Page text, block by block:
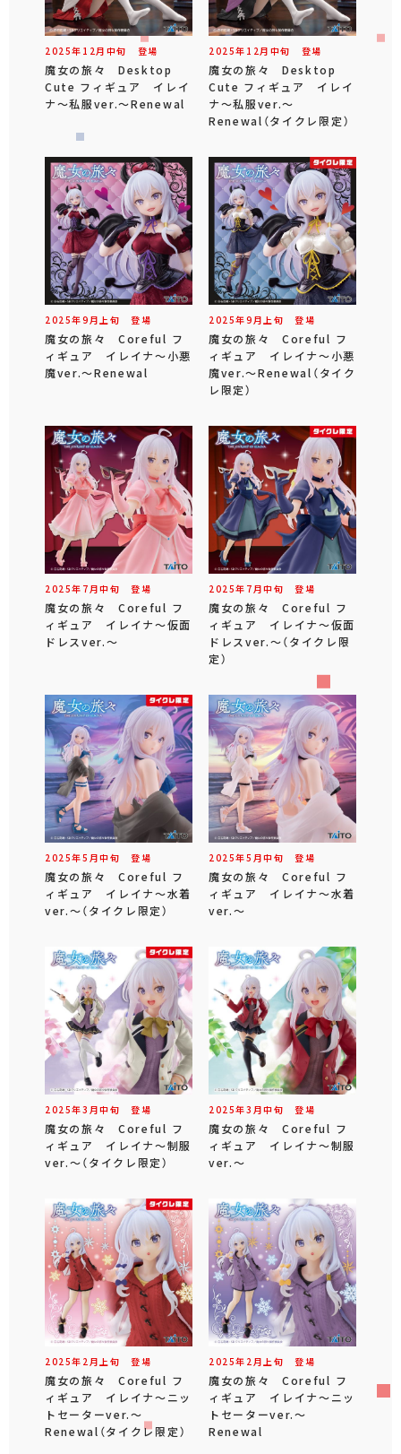
2025年 12 月 中旬 登場
魔女の旅々 Desktop
Cute フィギュア イレイ
ナ～私服ver.～Renewal
2025年 12 月 中旬 登場
魔女の旅々 Desktop
Cute フィギュア イレイ
ナ～私服ver.～
Renewal（タイクレ限定）
2025年9 月 上旬 登場
魔女の旅々 Coreful フ
ィギュア イレイナ～小悪
魔ver.～Renewal
2025年9 月 上旬 登場
魔女の旅々 Coreful フ
ィギュア イレイナ～小悪
魔ver.～Renewal（タイク
レ限定）
2025年 7 月中旬 登場
魔女の旅々 Coreful フ
ィギュア イレイナ～仮面
ドレスver.～
2025年 7 月中旬 登場
魔女の旅々 Coreful フ
ィギュア イレイナ～仮面
ドレスver.～（タイクレ限
定）
2025年5 月中旬 登場
魔女の旅々 Coreful フ
ィギュア イレイナ～水着
ver.～（タイクレ限定）
2025年5 月中旬 登場
魔女の旅々 Coreful フ
ィギュア イレイナ～水着
ver.～
2025年3 月中旬 登場
魔女の旅々 Coreful フ
ィギュア イレイナ～制服
ver.～（タイクレ限定）
2025年3 月中旬 登場
魔女の旅々 Coreful フ
ィギュア イレイナ～制服
ver.～
2025年 2 月 上旬 登場
魔女の旅々 Coreful フ
ィギュア イレイナ～ニッ
トセーターver.～
Renewal（タイクレ限定）
2025年 2 月 上旬 登場
魔女の旅々 Coreful フ
ィギュア イレイナ～ニッ
トセーターver.～
Renewal